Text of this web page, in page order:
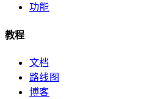
功能
教程
文档
路线图
博客